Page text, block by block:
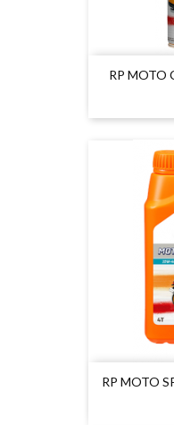
RP MOTO
RP MOTO